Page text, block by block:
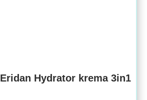
Eridan Hydrator krema 3in1